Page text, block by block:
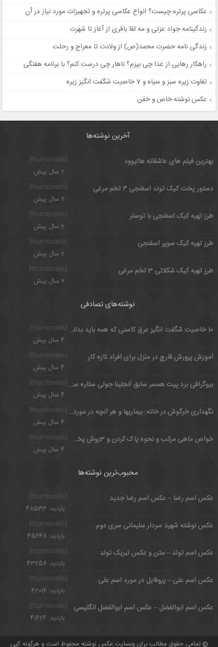
عکاسی پرتره چیست؟ انواع عکاسی پرتره و تجهیزات مورد نیاز در آن
زندگینامه جواد عزتی و مه لقا باقری از آغاز تا شهرت
زندگی نامه حضرت محمد(ص) از ولادت تا معراج و رحلت
راهکار رهایی از غذا چی بپزم؟ ناهار چی درست کنم؟ با برنامه هفتگی
تفاوت زیره سبز و سیاه و 7 خاصیت شگفت انگیز زیره
عکس نوشته خاص و خفن
آخرین نوشته‌ها
بهترین فیلم های عاشقانه هالیوود
2 سال پیش
[thumbnails]
دستور پخت کیک تولد اسفنجی ۳ تخم مرغی
2 سال پیش
طرز تهیه کیک اسفنجی با توستر
2 سال پیش
[thumbnails]
طرز تهیه کیک سوپر اسفنجی
2 سال پیش
طرز تهیه کیک شکلاتی 3 تخم مرغی
2 سال پیش
نوشته‌های تصادفی
[thumbnails] 10 خاصیت شگفت انگیز عرق کاسنی که همه باید بدانند
4 سال پیش
آموزش پرورش قارچ در منزل برای افراد تازه کار
4 سال پیش
[thumbnails] بیوگرافی برد پیت همسر سابق آنجلینا جولی ستاره سینمای امریکا
4 سال پیش
نگهداری خرگوش در خانه: بیماریها و هر آنچه در مورد خرگوش باید بدانید
4 سال پیش
خواص ماهی مرکب و نحوه پاک کردن و 3روش پخت ماهی مرکب
4 سال پیش
محبوب‌ترین نوشته‌ها
عکس اسم رضا – عکس اسم رضا جدید
بازدید: 48533
[thumbnails]
عکس نوشته شهید سردار سلیمانی سری دوم
بازدید: 45648
عکس اسم تولد – متن و عکس تبریک تولد
بازدید: 43258
عکس اسم علی – پروفایل در مورد اسم علی
بازدید: 42016
عکس اسم ابوالفضل – عکس اسم ابوالفضل انگلیسی
بازدید: 41624
© تمامی حقوق مطالب برای وبسایت عکس نوشته محفوظ است و هرگونه کپی